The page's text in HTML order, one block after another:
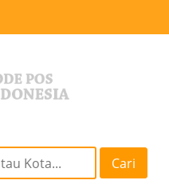
Cari